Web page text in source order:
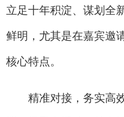
立足十年积淀、谋划全
鲜明，尤其是在嘉宾邀
核心特点。
精准对接，务实高效